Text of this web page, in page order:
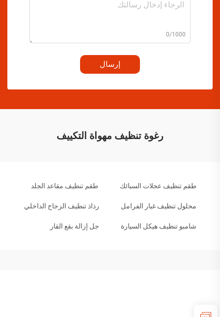
0/1000
إرسال
رغوة تنظيف مهواة التكييف
طقم تنظيف عجلات السبائك طقم تنظيف مقاعد الجلد
محلول تنظيف غبار الفرامل رذاذ تنظيف الزجاج الداخلي
شامبو تنظيف هيكل السيارة جل إزالة بقع القار